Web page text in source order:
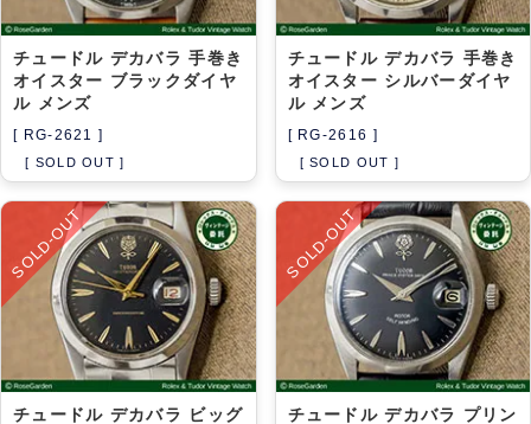
チュードル デカバラ 手巻き
オイスター ブラックダイヤ
ル メンズ
[ RG-2621 ]
[ SOLD OUT ]
チュードル デカバラ 手巻き
オイスター シルバーダイヤ
ル メンズ
[ RG-2616 ]
[ SOLD OUT ]
SOLD-OUT
チュードル デカバラ ビッグ
SOLD-OUT
チュードル デカバラ プリン